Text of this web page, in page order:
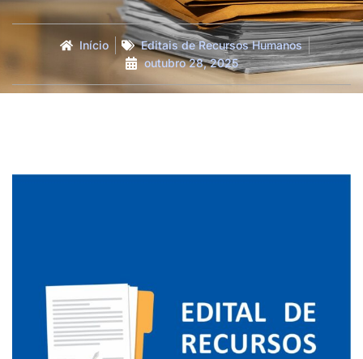
Início
Editais de Recursos Humanos
outubro 28, 2025